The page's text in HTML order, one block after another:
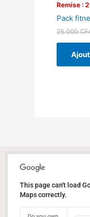
Remise :
Pack
25.000
This page can't load
Maps correctly.